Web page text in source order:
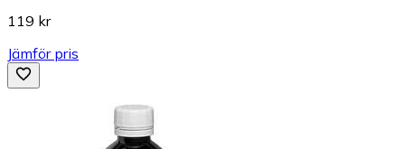
119 kr
Jämför pris